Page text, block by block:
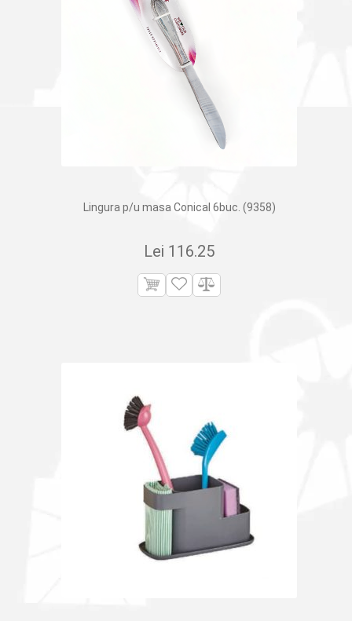
Lingura p/u masa Conical 6buc. (9358)
Lei 116.25